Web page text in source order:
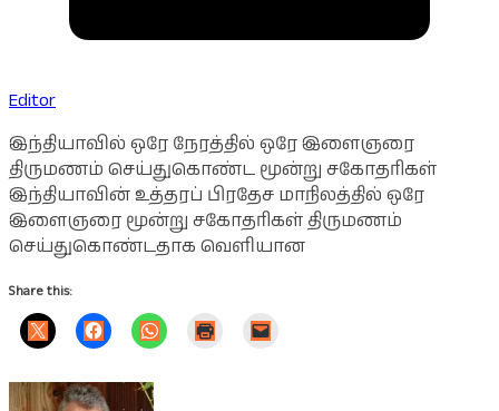
Editor
இந்தியாவில் ஒரே நேரத்தில் ஒரே இளைஞரை
திருமணம் செய்துகொண்ட மூன்று சகோதரிகள்
இந்தியாவின் உத்தரப் பிரதேச மாநிலத்தில் ஒரே
இளைஞரை மூன்று சகோதரிகள் திருமணம்
செய்துகொண்டதாக வெளியான
Share this: